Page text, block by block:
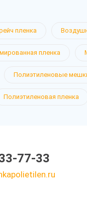
пленка
пленка
Полиэтиленовые
Полиэтиленовая пленка
77-33